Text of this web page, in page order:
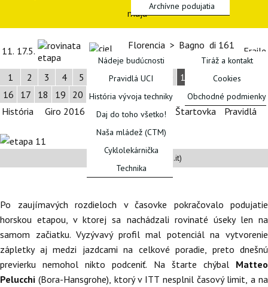
Archívne podujatia
Nádeje budúcnosti
Pravidlá UCI
História vývoja techniky
Daj do toho všetko!
Naša mládež (CTM)
Cyklolekárnička
Technika
Tiráž a kontakt
Cookies
Obchodné podmienky
mája
11. 17.5.
Florencia > Bagno di
Romagna
161
km
Fraile
1 2 3 4 5 7 8 9 11 13 14
16
17 18 19 20
21
História
Giro 2016 Úvod 1 Úvod 2 Štartovka Pravidlá
profil etapy (© giroditalia.it)
Po zaujímavých rozdieloch v časovke pokračovalo podujatie
horskou etapou, v ktorej sa nachádzali rovinaté úseky len na
samom začiatku. Vyzývavý profil mal potenciál na vytvorenie
zápletky aj medzi jazdcami na celkové poradie, preto dnešnú
previerku nemohol nikto podceniť. Na štarte chýbal Matteo
Pelucchi (Bora-Hansgrohe), ktorý v ITT nesplnil časový limit, a na